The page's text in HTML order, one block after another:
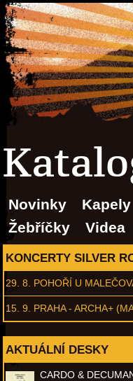
Novinky Kapely
Žebříčky
Videa
KONCERTY SILVER
29. 8. POHOŘÍ U
15. 9. PRAHA - ARCHA+
AKTUÁLNÍ DESKY
CARDO &